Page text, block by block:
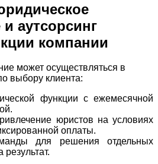
аутсорсинг
компании
может осуществляться в
выбору клиента:
функции с ежемесячной
юристов на условиях
оплаты.
для решения отдельных
результат.